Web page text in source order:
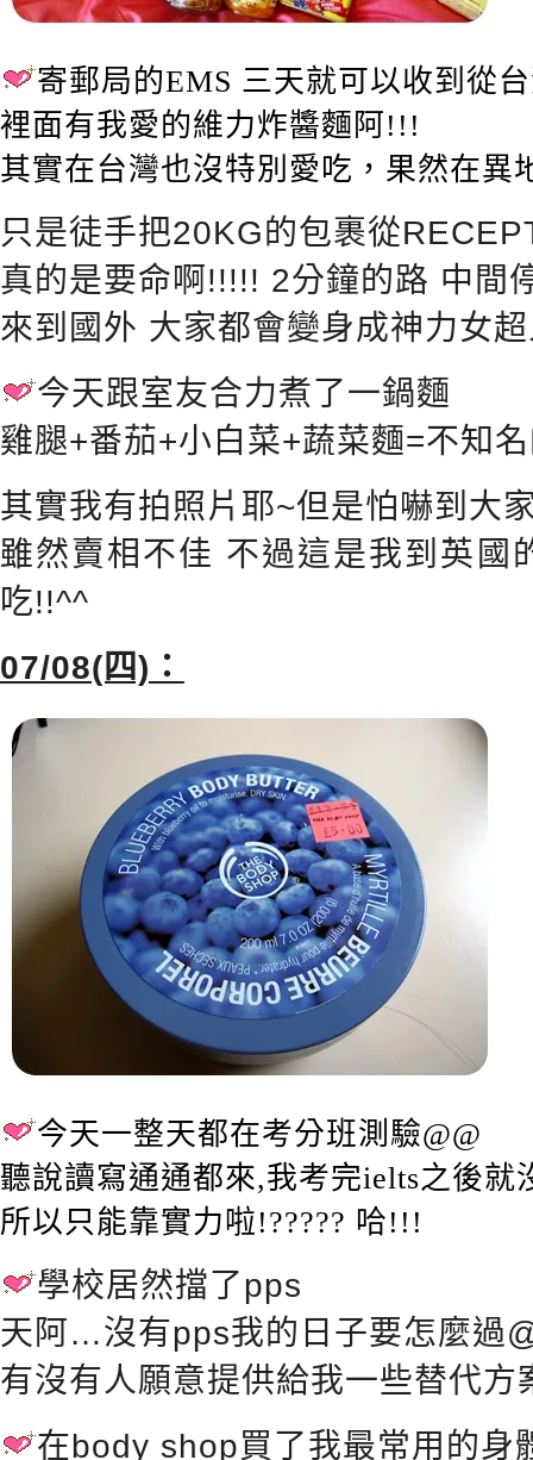
寄郵局的EMS 三天就可以收到從
裡面有我愛的維力炸醬麵阿!!!
其實在台灣也沒特別愛吃，果然在異
只是徒手把20KG的包裹從
真的是要命啊!!!!! 2分鐘的路 中間
來到國外 大家都會變身成神力女
今天跟室友合力煮了一鍋麵
雞腿+番茄+小白菜+蔬菜麵=不知
其實我有拍照片耶~但是怕嚇到大
雖然賣相不佳 不過這是我到英國
吃!!^^
07/08(四)：
今天一整天都在考分班測驗@@
聽說讀寫通通都來,我考完ielts之後
所以只能靠實力啦!????? 哈!!!
學校居然擋了pps
天阿…沒有pps我的日子要怎麼過
有沒有人願意提供給我一些替代方
在body shop買了我最常用的身